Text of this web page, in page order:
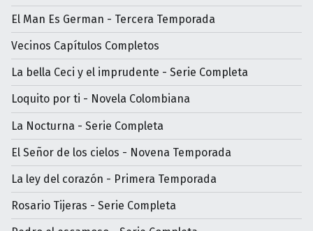
El Man Es German - Tercera Temporada
Vecinos Capítulos Completos
La bella Ceci y el imprudente - Serie Completa
Loquito por ti - Novela Colombiana
La Nocturna - Serie Completa
El Señor de los cielos - Novena Temporada
La ley del corazón - Primera Temporada
Rosario Tijeras - Serie Completa